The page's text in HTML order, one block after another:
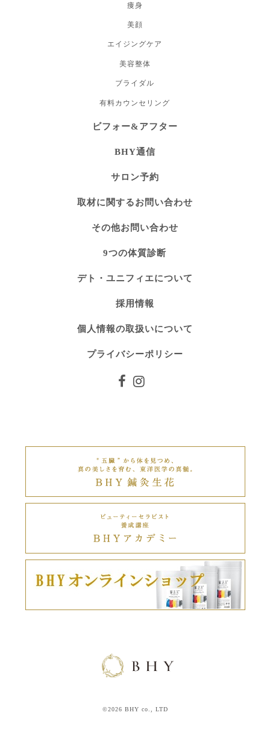
痩身
美顔
エイジングケア
美容整体
ブライダル
有料カウンセリング
ビフォー&アフター
BHY通信
サロン予約
取材に関するお問い合わせ
その他お問い合わせ
9つの体質診断
デト・ユニフィエについて
採用情報
個人情報の取扱いについて
プライバシーポリシー
©2026 BHY co., LTD